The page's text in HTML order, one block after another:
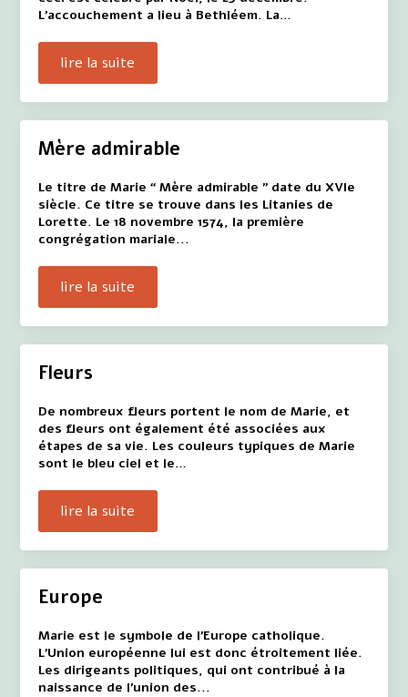
L'accouchement a lieu à Bethléem. La…
lire la suite
Mère admirable
Le titre de Marie “ Mère admirable ” date du XVIe
siècle. Ce titre se trouve dans les Litanies de
Lorette. Le 18 novembre 1574, la première
congrégation mariale...
lire la suite
Fleurs
De nombreux fleurs portent le nom de Marie, et
des fleurs ont également été associées aux
étapes de sa vie. Les couleurs typiques de Marie
sont le bleu ciel et le…
lire la suite
Europe
Marie est le symbole de l'Europe catholique.
L'Union européenne lui est donc étroitement liée.
Les dirigeants politiques, qui ont contribué à la
naissance de l'union des...